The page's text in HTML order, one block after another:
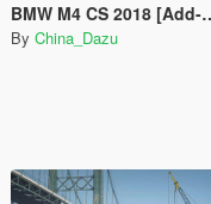
BMW M4 CS 2018 [Add-On | Animated]
By China_Dazu